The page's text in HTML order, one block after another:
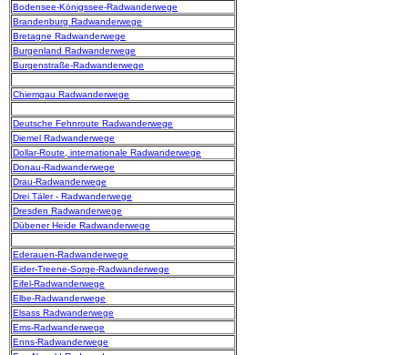
Bodensee-Königssee-Radwanderwege
Brandenburg Radwanderwege
Bretagne Radwanderwege
Burgenland Radwanderwege
Burgenstraße-Radwanderwege
Chiemgau Radwanderwege
Deutsche Fehnroute Radwanderwege
Diemel Radwanderwege
Dollar-Route, internationale Radwanderwege
Donau-Radwanderwege
Drau-Radwanderwege
Drei Täler - Radwanderwege
Dresden Radwanderwege
Dübener Heide Radwanderwege
Ederauen-Radwanderwege
Eider-Treene-Sorge-Radwanderwege
Eifel-Radwanderwege
Elbe-Radwanderwege
Elsass Radwanderwege
Ems-Radwanderwege
Enns-Radwanderwege